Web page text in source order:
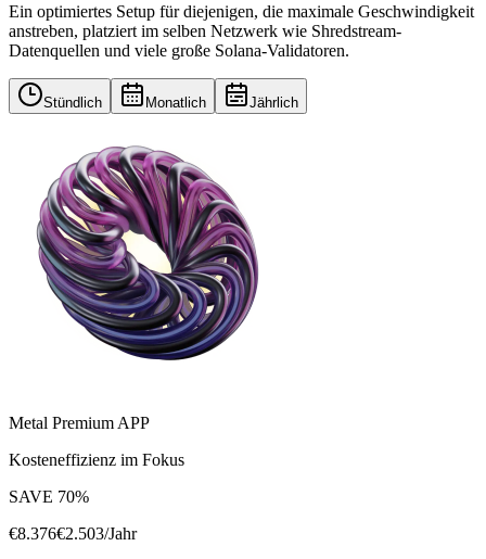
Ein optimiertes Setup für diejenigen, die maximale Geschwindigkeit
anstreben, platziert im selben Netzwerk wie Shredstream-
Datenquellen und viele große Solana-Validatoren.
Stündlich Monatlich Jährlich
Metal Premium APP
Kosteneffizienz im Fokus
SAVE 70%
€8.376€2.503/Jahr